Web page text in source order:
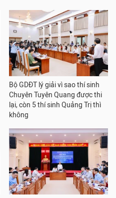
Bộ GDĐT lý giải vì sao thí sinh
Chuyên Tuyên Quang được thi
lại, còn 5 thí sinh Quảng Trị thì
không